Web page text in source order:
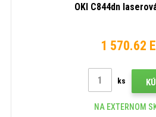
OKI C844dn
1 570.62
ks
NA EXTERNOM